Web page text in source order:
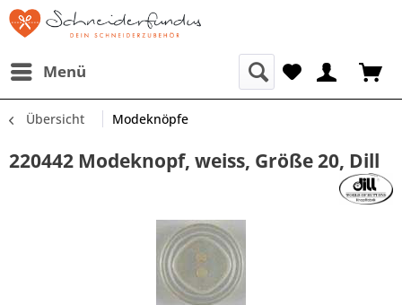
Menü
Übersicht Modeknöpfe
220442 Modeknopf, weiss, Größe 20, Dill